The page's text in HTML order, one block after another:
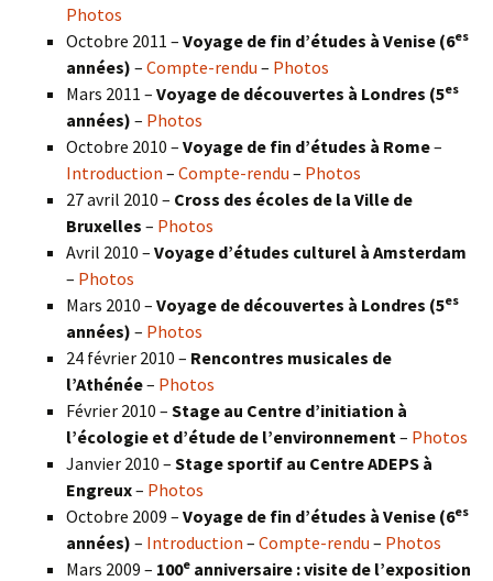
Photos
Octobre 2011 – Voyage de fin d’études à Venise (6es
années) – Compte-rendu – Photos
Mars 2011 – Voyage de découvertes à Londres (5es
années) – Photos
Octobre 2010 – Voyage de fin d’études à Rome–
Introduction – Compte-rendu – Photos
27 avril 2010 – Cross des écoles de la Ville de
Bruxelles – Photos
Avril 2010 – Voyage d’études culturel à Amsterdam
– Photos
Mars 2010 – Voyage de découvertes à Londres (5es
années) – Photos
24 février 2010 – Rencontres musicales de
l’Athénée– Photos
Février 2010 – Stage au Centre d’initiation à
l’écologie et d’étude de l’environnement – Photos
Janvier 2010 – Stage sportif au Centre ADEPS à
Engreux– Photos
Octobre 2009 – Voyage de fin d’études à Venise (6es
années) – Introduction – Compte-rendu – Photos
Mars 2009 – 100e anniversaire : visite de l’exposition